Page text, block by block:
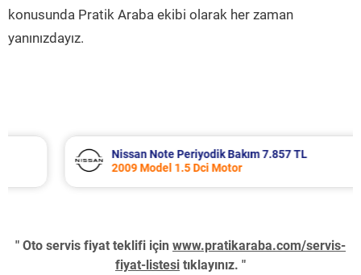
konusunda Pratik Araba ekibi olarak her zaman
yanınızdayız.
Nissan Note Periyodik Bakım 7.857 TL
2009 Model 1.5 Dci Motor
" Oto servis fiyat teklifi için www.pratikaraba.com/servis-
fiyat-listesi tıklayınız. "